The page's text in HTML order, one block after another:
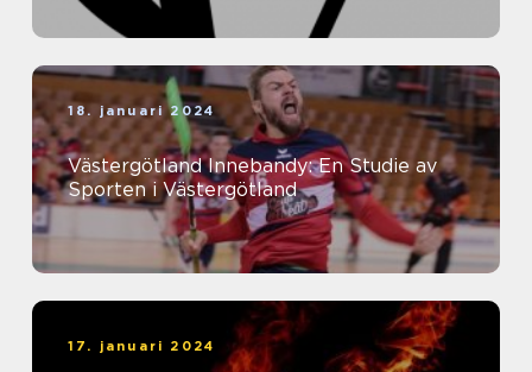
18. januari 2024
Västergötland Innebandy: En Studie av
Sporten i Västergötland
17. januari 2024